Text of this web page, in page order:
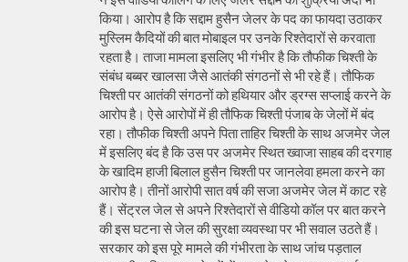
किया। आरोप है कि सद्दाम हुसैन जेलर के पद का फायदा उठाकर
मुस्लिम कैदियों की बात मोबाइल पर उनके रिश्तेदारों से करवाता
रहता है। ताजा मामला इसलिए भी गंभीर है कि तौफीक चिश्ती के
संबंध बब्बर खालसा जैसे आतंकी संगठनों से भी रहे हैं। तौफिक
चिश्ती पर आतंकी संगठनों को हथियार और ड्रग्स सप्लाई करने के
आरोप है। ऐसे आरोपों में ही तौफिक चिश्ती पंजाब के जेलों में बंद
रहा। तौफीक चिश्ती अपने पिता ताहिर चिश्ती के साथ अजमेर जेल
में इसलिए बंद है कि उस पर अजमेर स्थित ख्वाजा साहब की दरगाह
के खादिम हाजी बिलाल हुसैन चिश्ती पर जानलेवा हमला करने का
आरोप है। तीनों आरोपी सात वर्ष की सजा अजमेर जेल में काट रहे
हैं। सेंट्रल जेल से अपने रिश्तेदारों से वीडियो कॉल पर बात करने
की इस घटना से जेल की सुरक्षा व्यवस्था पर भी सवाल उठते हैं।
सरकार को इस पूरे मामले की गंभीरता के साथ जांच पड़ताल